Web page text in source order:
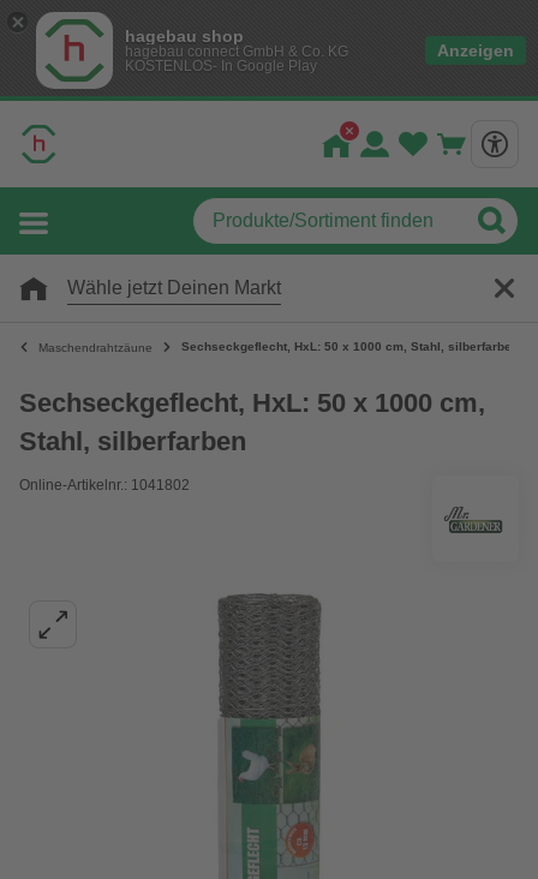
hagebau shop
hagebau connect GmbH & Co. KG
KOSTENLOS- In Google Play
Anzeigen
Wähle jetzt Deinen Markt
Maschendrahtzäune Sechseckgeflecht, HxL: 50 x 1000 cm, Stahl, silberfarben
Sechseckgeflecht, HxL: 50 x 1000 cm,
Stahl, silberfarben
Online-Artikelnr.: 1041802